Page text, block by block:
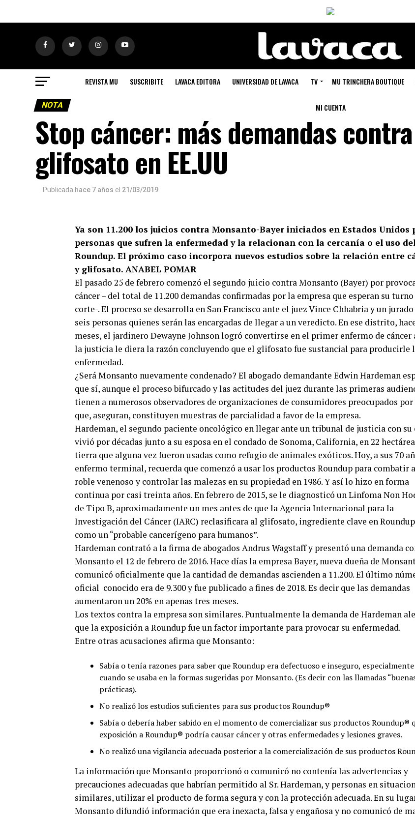
REVISTA MU SUSCRIBITE LAVACA EDITORA UNIVERSIDAD DE LAVACA TV MU TRINCHERA BOUTIQUE
MI CUENTA
NOTA
Stop cáncer: más demandas
glifosato en EE.UU
Publicada hace 7 años el 21/03/2019
Ya son 11.200 los juicios contra Monsanto-Bayer iniciados en Estados Unidos
personas que sufren la enfermedad y la relacionan con la cercanía o el uso
Roundup. El próximo caso incorpora nuevos estudios sobre la relación entre
y glifosato. ANABEL POMAR
El pasado 25 de febrero comenzó el segundo juicio contra Monsanto (Bayer) por
cáncer – del total de 11.200 demandas confirmadas por la empresa que esperan su
corte-. El proceso se desarrolla en San Francisco ante el juez Vince Chhabria y un jurado
seis personas quienes serán las encargadas de llegar a un veredicto. En ese distrito,
meses, el jardinero Dewayne Johnson logró convertirse en el primer enfermo de cáncer
la justicia le diera la razón concluyendo que el glifosato fue sustancial para producirle
enfermedad.
¿Será Monsanto nuevamente condenado? El abogado demandante Edwin Hardeman
que sí, aunque el proceso bifurcado y las actitudes del juez durante las primeras
tienen a numerosos observadores de organizaciones de consumidores preocupados
que, aseguran, constituyen muestras de parcialidad a favor de la empresa.
Hardeman, el segundo paciente oncológico en llegar ante un tribunal de justicia con su
vivió por décadas junto a su esposa en el condado de Sonoma, California, en 22
tierra que alguna vez fueron usadas como refugio de animales exóticos. Hoy, a sus 70
enfermo terminal, recuerda que comenzó a usar los productos Roundup para combatir
roble venenoso y controlar las malezas en su propiedad en 1986. Y así lo hizo en forma
continua por casi treinta años. En febrero de 2015, se le diagnosticó un Linfoma Non
de Tipo B, aproximadamente un mes antes de que la Agencia Internacional para la
Investigación del Cáncer (IARC) reclasificara al glifosato, ingrediente clave en
como un “probable cancerígeno para humanos”.
Hardeman contrató a la firma de abogados Andrus Wagstaff y presentó una demanda
Monsanto el 12 de febrero de 2016. Hace días la empresa Bayer, nueva dueña de
comunicó oficialmente que la cantidad de demandas ascienden a 11.200. El último
oficial conocido era de 9.300 y fue publicado a fines de 2018. Es decir que las demandas
aumentaron un 20% en apenas tres meses.
Los textos contra la empresa son similares. Puntualmente la demanda de Hardeman
que la exposición a Roundup fue un factor importante para provocar su enfermedad.
Entre otras acusaciones afirma que Monsanto:
Sabía o tenía razones para saber que Roundup era defectuoso e inseguro, especialmente
cuando se usaba en la formas sugeridas por Monsanto. (Es decir con las llamadas
prácticas).
No realizó los estudios suficientes para sus productos Roundup®
Sabía o debería haber sabido en el momento de comercializar sus productos Roundup®
exposición a Roundup® podría causar cáncer y otras enfermedades y lesiones graves.
No realizó una vigilancia adecuada posterior a la comercialización de sus productos
La información que Monsanto proporcionó o comunicó no contenía las advertencias y
precauciones adecuadas que habrían permitido al Sr. Hardeman, y personas en
similares, utilizar el producto de forma segura y con la protección adecuada. En su
Monsanto difundió información que era inexacta, falsa y engañosa y no comunicó de